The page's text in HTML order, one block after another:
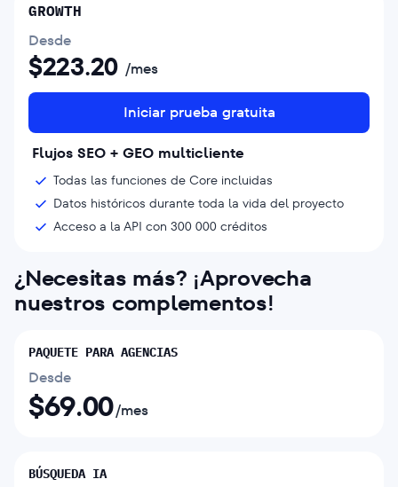
GROWTH
Desde
$223.20 /mes
Iniciar prueba gratuita
Flujos SEO + GEO multicliente
Todas las funciones de Core incluidas
Datos históricos durante toda la vida del proyecto
Acceso a la API con 300 000 créditos
¿Necesitas más? ¡Aprovecha
nuestros complementos!
PAQUETE PARA AGENCIAS
Desde
$69.00/mes
BÚSQUEDA IA